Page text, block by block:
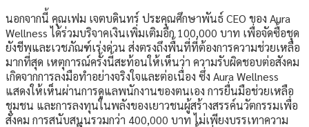
นอกจากนี้ คุณเฟม เจตบดินทร์ ประคุณศึกษาพันธ์ CEO ของ Aura
Wellness ได้ร่วมบริจาคเงินเพิ่มเติมอีก 100,000 บาท เพื่อจัดซื้อชุด
ยังชีพและเวชภัณฑ์เร่งด่วน ส่งตรงถึงพื้นที่ที่ต้องการความช่วยเหลือ
มากที่สุด เหตุการณ์ครั้งนี้สะท้อนให้เห็นว่า ความรับผิดชอบต่อสังคม
เกิดจากการลงมือทำอย่างจริงใจและต่อเนื่อง ซึ่ง Aura Wellness
แสดงให้เห็นผ่านการดูแลพนักงานของตนเอง การยื่นมือช่วยเหลือ
ชุมชน และการลงทุนในพลังของเยาวชนผู้สร้างสรรค์นวัตกรรมเพื่อ
สังคม การสนับสนุนรวมกว่า 400,000 บาท ไม่เพียงบรรเทาความ